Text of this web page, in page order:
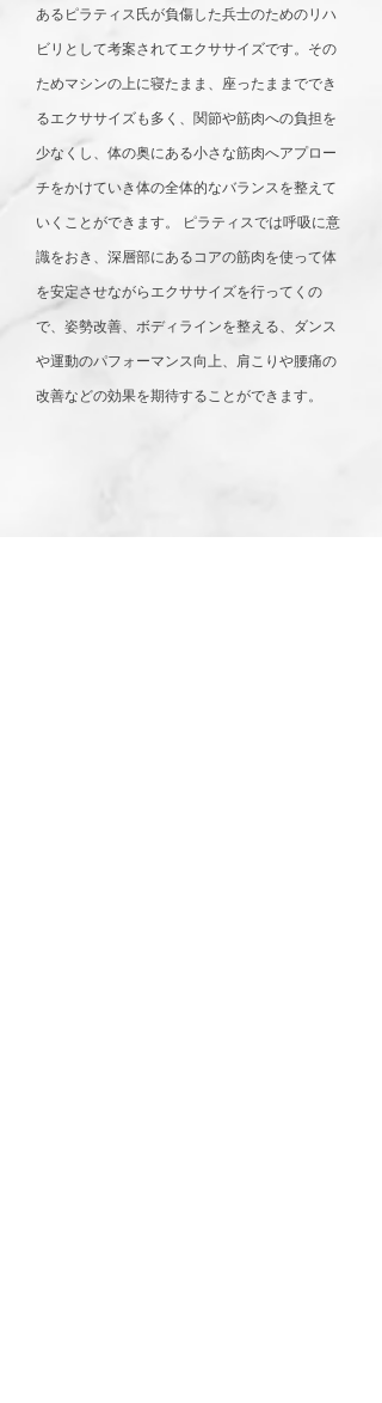
あるピラティス氏が負傷した兵士のためのリハ
ビリとして考案されてエクササイズです。その
ためマシンの上に寝たまま、座ったままででき
るエクササイズも多く、関節や筋肉への負担を
少なくし、体の奥にある小さな筋肉へアプロー
チをかけていき体の全体的なバランスを整えて
いくことができます。 ピラティスでは呼吸に意
識をおき、深層部にあるコアの筋肉を使って体
を安定させながらエクササイズを行ってくの
で、姿勢改善、ボディラインを整える、ダンス
や運動のパフォーマンス向上、肩こりや腰痛の
改善などの効果を期待することができます。